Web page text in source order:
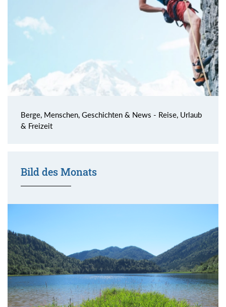
Berge, Menschen, Geschichten & News - Reise, Urlaub
& Freizeit
Bild des Monats